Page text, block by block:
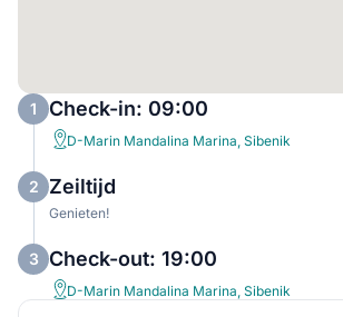
1 Check-in: 09:00
D-Marin Mandalina Marina, Sibenik
2 Zeiltijd
Genieten!
3 Check-out: 19:00
D-Marin Mandalina Marina, Sibenik